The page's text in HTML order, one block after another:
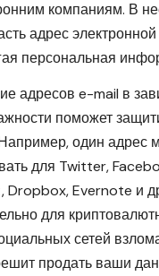
компаниям. В
адрес
персональная
адресов e-mail в
поможет
один адрес
для Twitter,
Dropbox, Evernote и
для
сетей
продать ваши